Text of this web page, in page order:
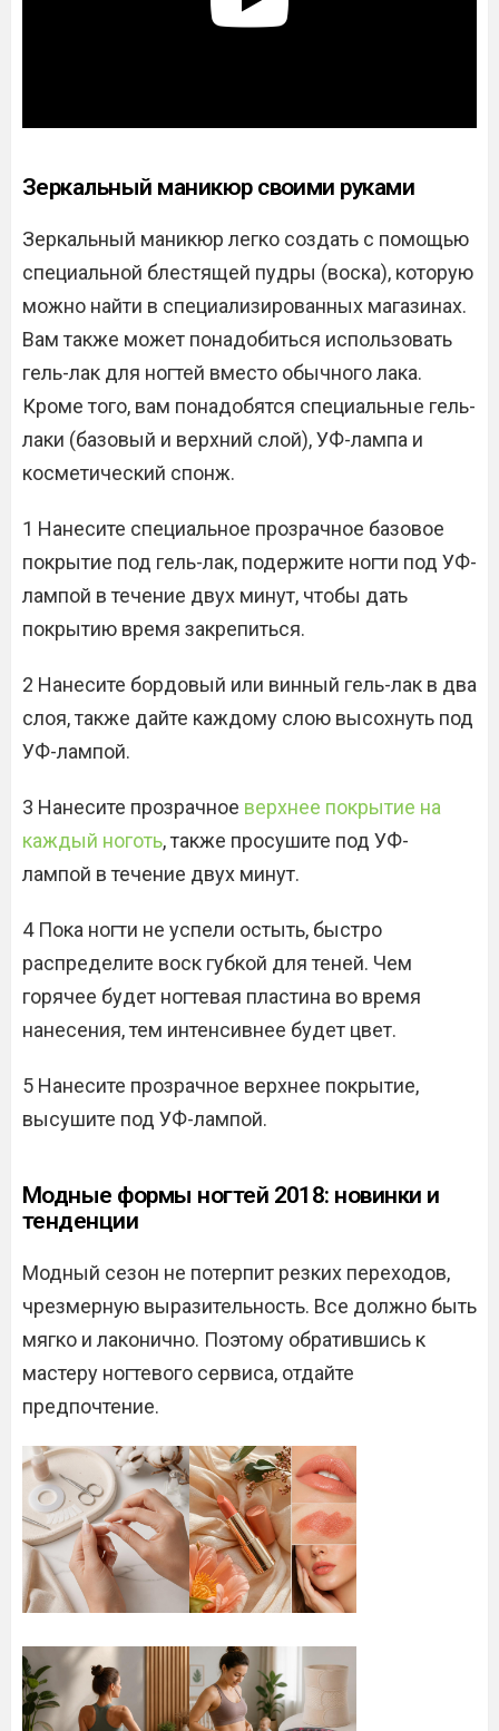
Зеркальный маникюр своими руками
Зеркальный маникюр легко создать с помощью
специальной блестящей пудры (воска), которую
можно найти в специализированных магазинах.
Вам также может понадобиться использовать
гель-лак для ногтей вместо обычного лака.
Кроме того, вам понадобятся специальные гель-
лаки (базовый и верхний слой), УФ-лампа и
косметический спонж.
1 Нанесите специальное прозрачное базовое
покрытие под гель-лак, подержите ногти под УФ-
лампой в течение двух минут, чтобы дать
покрытию время закрепиться.
2 Нанесите бордовый или винный гель-лак в два
слоя, также дайте каждому слою высохнуть под
УФ-лампой.
3 Нанесите прозрачное верхнее покрытие на
каждый ноготь, также просушите под УФ-
лампой в течение двух минут.
4 Пока ногти не успели остыть, быстро
распределите воск губкой для теней. Чем
горячее будет ногтевая пластина во время
нанесения, тем интенсивнее будет цвет.
5 Нанесите прозрачное верхнее покрытие,
высушите под УФ-лампой.
Модные формы ногтей 2018: новинки и
тенденции
Модный сезон не потерпит резких переходов,
чрезмерную выразительность. Все должно быть
мягко и лаконично. Поэтому обратившись к
мастеру ногтевого сервиса, отдайте
предпочтение.